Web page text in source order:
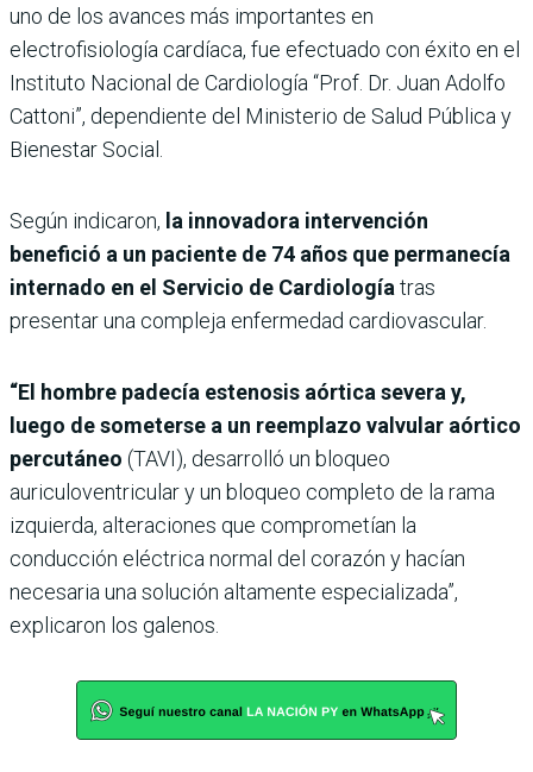
uno de los avances más importantes en
electrofisiología cardíaca, fue efectuado con éxito en el
Instituto Nacional de Cardiología “Prof. Dr. Juan Adolfo
Cattoni”, dependiente del Ministerio de Salud Pública y
Bienestar Social.
Según indicaron, la innovadora intervención
benefició a un paciente de 74 años que permanecía
internado en el Servicio de Cardiología tras
presentar una compleja enfermedad cardiovascular.
“El hombre padecía estenosis aórtica severa y,
luego de someterse a un reemplazo valvular aórtico
percutáneo (TAVI), desarrolló un bloqueo
auriculoventricular y un bloqueo completo de la rama
izquierda, alteraciones que comprometían la
conducción eléctrica normal del corazón y hacían
necesaria una solución altamente especializada”,
explicaron los galenos.